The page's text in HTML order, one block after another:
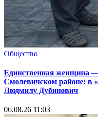
Общество
Единственная женщина
Смолевичском районе: в
Людмилу Дубинович
06.08.26 11:03